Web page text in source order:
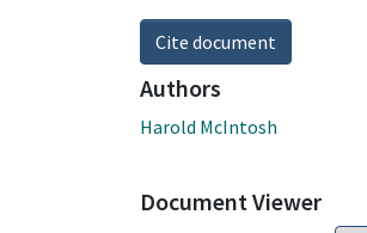
Cite document
Authors
Harold McIntosh
Document Viewer